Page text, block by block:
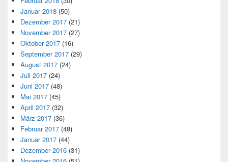
Januar 2018 (50)
Dezember 2017 (21)
November 2017 (27)
Oktober 2017 (16)
September 2017 (29)
August 2017 (24)
Juli 2017 (24)
Juni 2017 (48)
Mai 2017 (45)
April 2017 (32)
März 2017 (36)
Februar 2017 (48)
Januar 2017 (44)
Dezember 2016 (31)